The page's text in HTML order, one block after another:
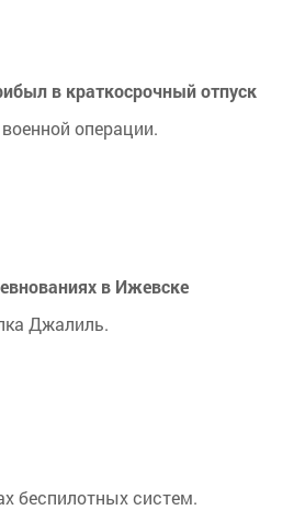
в краткосрочный отпуск
операции.
в Ижевске
Джалиль.
беспилотных систем.